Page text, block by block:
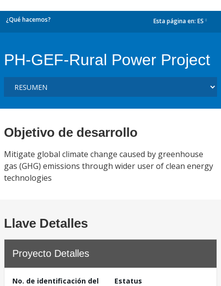
¿Qué hacemos? Esta página en: ES
PH-GEF-Rural Power Project
Objetivo de desarrollo
Mitigate global climate change caused by greenhouse
gas (GHG) emissions through wider user of clean energy
technologies
Llave Detalles
Proyecto Detalles
No. de identificación del
Estatus